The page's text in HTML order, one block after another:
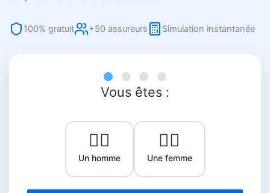
100% gratuit +50 assureurs Simulation instantanée
Vous êtes :
👨‍⚕️
Un homme
👩‍⚕️
Une femme